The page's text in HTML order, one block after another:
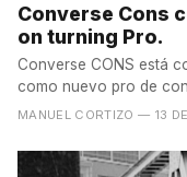
Converse Cons
on turning Pro.
Converse CONS está
como nuevo pro de
su...
MANUEL CORTIZO — 13